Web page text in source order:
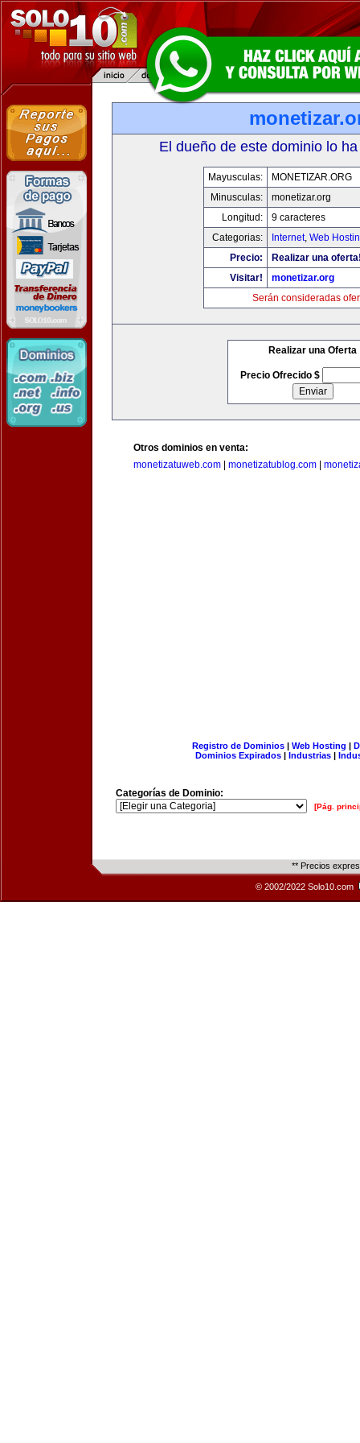
El dueño de este dominio lo
Mayusculas:
MONETIZAR.ORG
Minusculas:
monetizar.org
Longitud:
9 caracteres
Categorias:
Internet, Web
Precio:
Realizar una
Visitar!
monetizar.org
Serán consideradas
Realizar una Oferta
Precio Ofrecido $
Otros dominios en venta:
monetizatuweb.com
monetizatublog.com
Registro de Dominios| Web Hosting |
Dominios Expirados | Industrias |
Categorías de Dominio:
[Pág.
** Precios
© 2002/2022 Solo10.com